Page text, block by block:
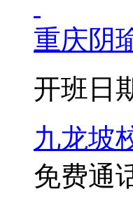
重庆阴
开班日
九龙坡
免费通